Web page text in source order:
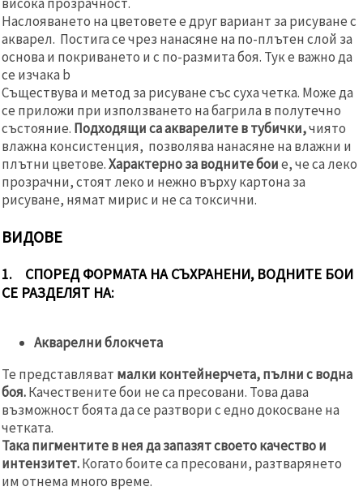
Наслояването на цветовете е друг вариант за рисуване с
акварел. Постига се чрез нанасяне на по-плътен слой за
основа и покриването и с по-размита боя. Тук е важно да
се изчака b
Съществува и метод за рисуване със суха четка. Може да
се приложи при използването на багрила в полутечно
състояние. Подходящи са акварелите в тубички,чиято
влажна консистенция, позволява нанасяне на влажни и
плътни цветове.Характерно за водните боие, че са леко
прозрачни, стоят леко и нежно върху картона за
рисуване, нямат мирис и не са токсични.
ВИДОВЕ
1. СПОРЕД ФОРМАТА НА СЪХРАНЕНИ, ВОДНИТЕ БОИ
СЕ РАЗДЕЛЯТ НА:
Акварелни блокчета
Те представляват малки контейнерчета, пълни с водна
боя.Качествените бои не са пресовани. Това дава
възможност боята да се разтвори с едно докосване на
четката.
Така пигментите в нея да запазят своето качество и
интензитет.Когато боите са пресовани, разтварянето
им отнема много време.